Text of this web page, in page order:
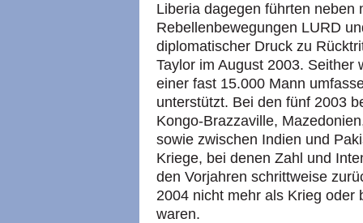
Liberia dagegen führten neben
Rebellenbewegungen LURD
diplomatischer Druck zu
Taylor im August 2003. Seither
einer fast 15.000 Mann
unterstützt. Bei den fünf 2003
Kongo-Brazzaville,
sowie zwischen Indien und
Kriege, bei denen Zahl und
den Vorjahren schrittweise
2004 nicht mehr als Krieg oder
waren.